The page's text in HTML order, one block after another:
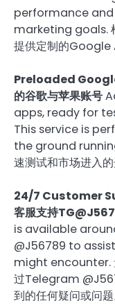
performance
marketing goals.
提供定制的Google
Preloaded
的谷歌与苹果账号
apps, ready for
This service is
the ground
速测试和市场进入的
24/7 Customer
客服支持
is available
@J56789 to
might encounter.
过Telegram
到的任何疑问或问题